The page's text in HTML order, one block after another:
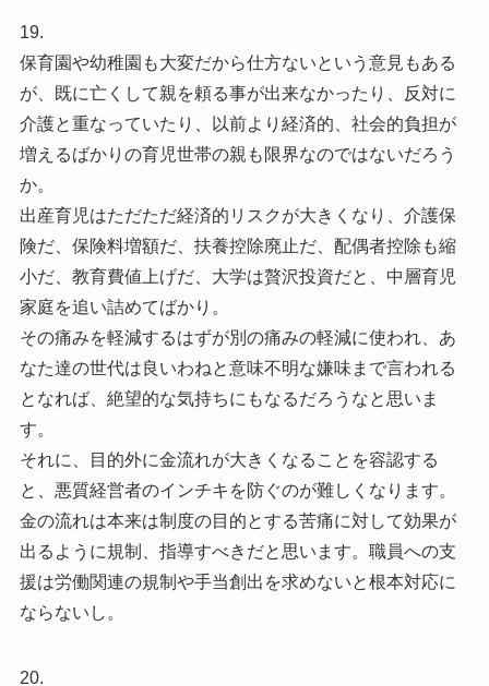
19.
保育園や幼稚園も大変だから仕方ないという意見もある
が、既に亡くして親を頼る事が出来なかったり、反対に
介護と重なっていたり、以前より経済的、社会的負担が
増えるばかりの育児世帯の親も限界なのではないだろう
か。
出産育児はただただ経済的リスクが大きくなり、介護保
険だ、保険料増額だ、扶養控除廃止だ、配偶者控除も縮
小だ、教育費値上げだ、大学は贅沢投資だと、中層育児
家庭を追い詰めてばかり。
その痛みを軽減するはずが別の痛みの軽減に使われ、あ
なた達の世代は良いわねと意味不明な嫌味まで言われる
となれば、絶望的な気持ちにもなるだろうなと思いま
す。
それに、目的外に金流れが大きくなることを容認する
と、悪質経営者のインチキを防ぐのが難しくなります。
金の流れは本来は制度の目的とする苦痛に対して効果が
出るように規制、指導すべきだと思います。職員への支
援は労働関連の規制や手当創出を求めないと根本対応に
ならないし。
20.